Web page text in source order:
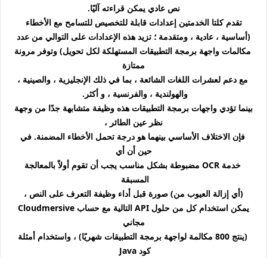
نص عادي يمكن قراءته آليًا.
تقدم كلتا الخدمتين إعدادات قابلة للتخصيص للتسامح مع الأخطاء
(أساسية ، عادية ، ومتقدمة ؛ تزيد هذه الإعدادات على التوالي من عدد
مكالمات واجهة برمجة التطبيقات المستهلكة لكل تحويل) وتوفر مرونة
ممتازة
مع دعم لعشرات اللغات الشائعة ، بما في ذلك الإنجليزية ، والصينية ،
والهولندية ، والفرنسية ، و أكثر.
بينما تؤدي واجهات برمجة التطبيقات هذه وظيفة متشابهة جدًا من وجهة
نظر عين الطائر ،
فإن الاختلاف الأساسي بينهما هو درجة تحمل الأخطاء المضمنة. في
حين أن أي
خدمة OCR مضبوطة بشكل مناسب يجب أن تقوم أولاً بالمعالجة
المسبقة
(أي إزالة العيوب من) صورة قبل أداء وظيفة التعرف على النص ،
يمكن استخدام كل من حلول API التالية مع حساب Cloudmersive
مجاني
(ينتج 800 مكالمة لواجهة برمجة التطبيقات شهريًا) ، واستخدام أمثلة
كود Java